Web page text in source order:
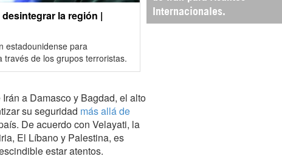
Internacionales.
la región |
estadounidense para
de los grupos terroristas.
a Damasco y Bagdad, el alto
su seguridad más allá de
De acuerdo con Velayati, la
El Líbano y Palestina, es
estar atentos.